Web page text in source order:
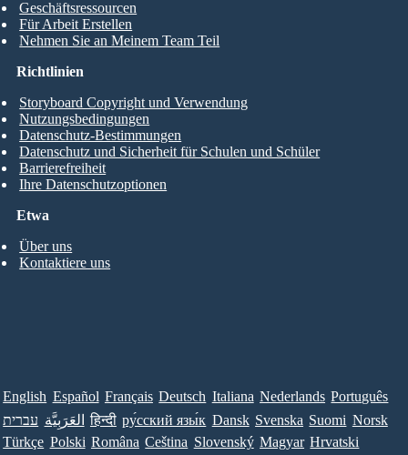
Geschäftsressourcen
Für Arbeit Erstellen
Nehmen Sie an Meinem Team Teil
Etwa
Über uns
Kontaktiere uns
Richtlinien
Storyboard Copyright und Verwendung
Nutzungsbedingungen
Datenschutz-Bestimmungen
Datenschutz und Sicherheit für Schulen und Schüler
Barrierefreiheit
Ihre Datenschutzoptionen
English Español Français Deutsch Italiana Nederlands Português
עברית العَرَبِيَّة हिन्दी ру́сский язы́к Dansk Svenska Suomi Norsk
Türkçe Polski Româna Ceština Slovenský Magyar Hrvatski